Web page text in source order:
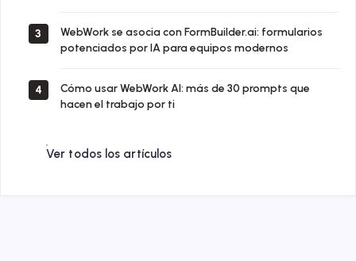
3
WebWork se asocia con FormBuilder.ai: formularios
potenciados por IA para equipos modernos
4
Cómo usar WebWork AI: más de 30 prompts que
hacen el trabajo por ti
Ver todos los artículos